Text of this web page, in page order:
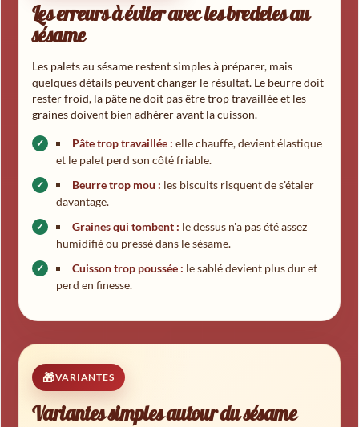
Les erreurs à éviter avec les bredeles au
sésame
Les palets au sésame restent simples à préparer, mais
quelques détails peuvent changer le résultat. Le beurre doit
rester froid, la pâte ne doit pas être trop travaillée et les
graines doivent bien adhérer avant la cuisson.
Pâte trop travaillée : elle chauffe, devient élastique
et le palet perd son côté friable.
Beurre trop mou : les biscuits risquent de s'étaler
davantage.
Graines qui tombent : le dessus n'a pas été assez
humidifié ou pressé dans le sésame.
Cuisson trop poussée : le sablé devient plus dur et
perd en finesse.
VARIANTES
Variantes simples autour du sésame